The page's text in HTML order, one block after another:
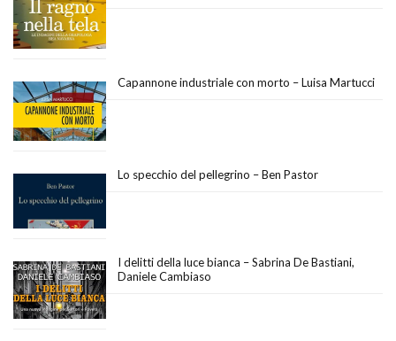
Capannone industriale con morto – Luisa Martucci
Lo specchio del pellegrino – Ben Pastor
I delitti della luce bianca – Sabrina De Bastiani,
Daniele Cambiaso